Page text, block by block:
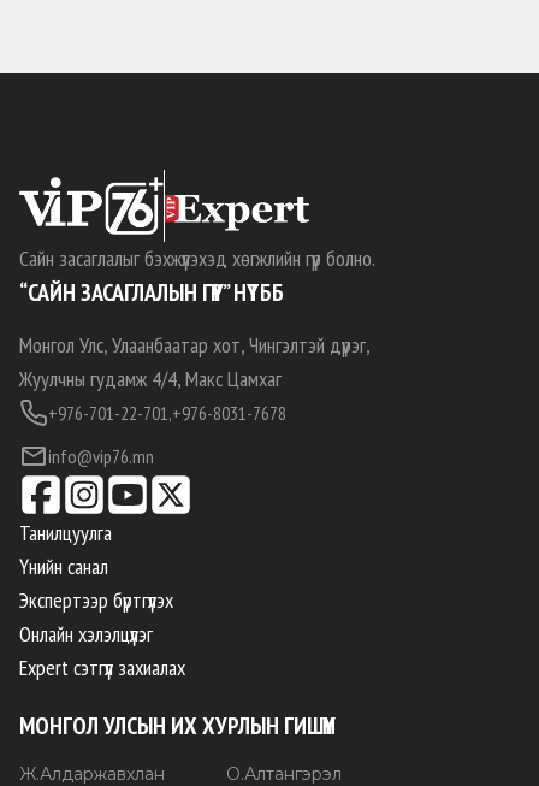
Сайн засаглалыг бэхжүүлэхэд хөгжлийн гүүр болно.
“САЙН ЗАСАГЛАЛЫН ГҮҮР” НҮТББ
Монгол Улс, Улаанбаатар хот, Чингэлтэй дүүрэг,
Жуулчны гудамж 4/4, Макс Цамхаг
+976-701-22-701,+976-8031-7678
info@vip76.mn
Танилцуулга
Үнийн санал
Экспертээр бүртгүүлэх
Онлайн хэлэлцүүлэг
Expert сэтгүүл захиалах
МОНГОЛ УЛСЫН ИХ ХУРЛЫН ГИШҮҮН
Ж.Алдаржавхлан О.Алтангэрэл